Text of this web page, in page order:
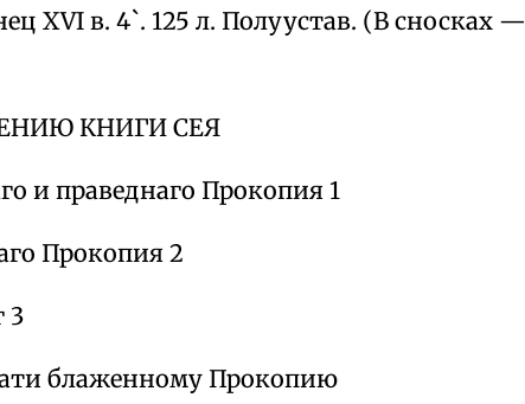
XVI в. 4`. 125 л. Полуустав. (В сносках —
КНИГИ СЕЯ
и праведнаго Прокопия 1
Прокопия 2
3
блаженному Прокопию